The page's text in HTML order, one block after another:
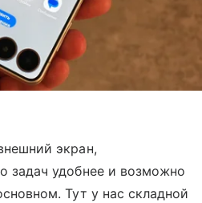
экран,
задач удобнее и возможно
Тут у нас складной